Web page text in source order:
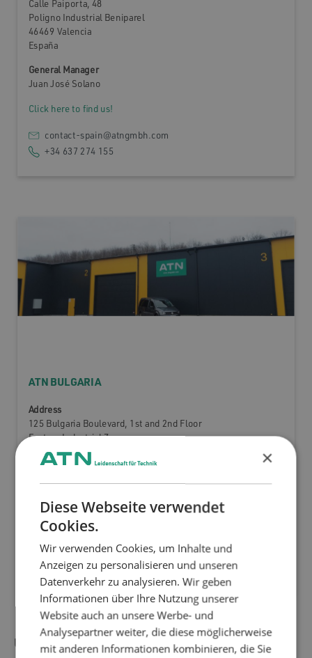
Calle Paiporta, 48
Poligno Industrial Beniparel
46469 Valencia
España
General Manager
Juan José Solano
Click here to find us!
contact-spain@atngmbh.com
+34 637 274 155
ATN BULGARIA
Address
125 Bulgaria Boulevard, 1st and 2nd Floor
Eastern Industrial Zone
7009 Ruse
Bulgaria
Sawa Dzhanfezov
Click here to find us!
dzhanfezov.sawa@atngmbh.com
+359 879 237 341
USA
×
Diese Webseite verwendet
Cookies.
Wir verwenden Cookies, um Inhalte und
Anzeigen zu personalisieren und unseren
Datenverkehr zu analysieren. Wir geben
Informationen über Ihre Nutzung unserer
Website auch an unsere Werbe- und
Analysepartner weiter, die diese möglicherweise
mit anderen Informationen kombinieren, die Sie